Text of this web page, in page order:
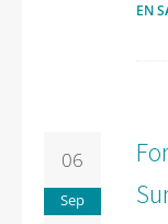
EN
06
Sep